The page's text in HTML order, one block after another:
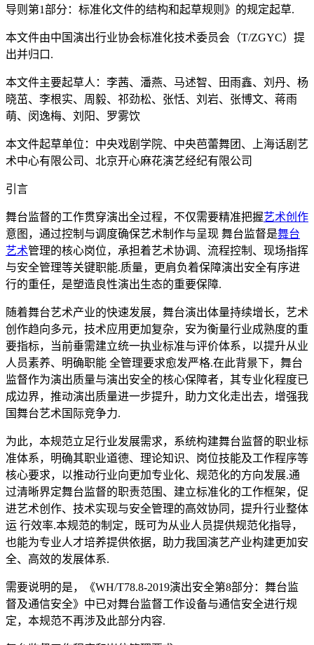
导则第1部分：标准化文件的结构和起草规则》的规定起草.
本文件由中国演出行业协会标准化技术委员会（T/ZGYC）提
出并归口.
本文件主要起草人：李茜、潘燕、马述智、田雨鑫、刘丹、杨
晓茁、李根实、周毅、祁劲松、张恬、刘岩、张博文、蒋雨
萌、闵逸梅、刘阳、罗雾饮
本文件起草单位：中央戏剧学院、中央芭蕾舞团、上海话剧艺
术中心有限公司、北京开心麻花演艺经纪有限公司
引言
舞台监督的工作贯穿演出全过程，不仅需要精准把握艺术创作
意图，通过控制与调度确保艺术制作与呈现 舞台监督是舞台
艺术管理的核心岗位，承担着艺术协调、流程控制、现场指挥
与安全管理等关键职能.质量，更肩负着保障演出安全有序进
行的重任，是塑造良性演出生态的重要保障.
随着舞台艺术产业的快速发展，舞台演出体量持续增长，艺术
创作趋向多元，技术应用更加复杂，安为衡量行业成熟度的重
要指标，当前垂需建立统一执业标准与评价体系，以提升从业
人员素养、明确职能 全管理要求愈发严格.在此背景下，舞台
监督作为演出质量与演出安全的核心保障者，其专业化程度已
成边界，推动演出质量进一步提升，助力文化走出去，增强我
国舞台艺术国际竞争力.
为此，本规范立足行业发展需求，系统构建舞台监督的职业标
准体系，明确其职业道德、理论知识、岗位技能及工作程序等
核心要求，以推动行业向更加专业化、规范化的方向发展.通
过清晰界定舞台监督的职责范围、建立标准化的工作框架，促
进艺术创作、技术实现与安全管理的高效协同，提升行业整体
运 行效率.本规范的制定，既可为从业人员提供规范化指导，
也能为专业人才培养提供依据，助力我国演艺产业构建更加安
全、高效的发展体系.
需要说明的是，《WH/T78.8-2019演出安全第8部分：舞台监
督及通信安全》中已对舞台监督工作设备与通信安全进行规
定，本规范不再涉及此部分内容.